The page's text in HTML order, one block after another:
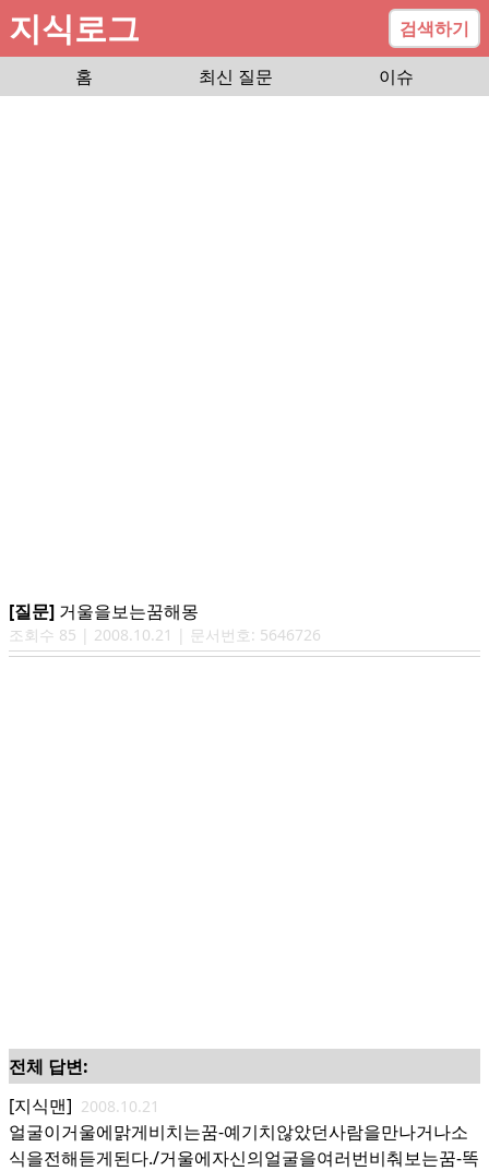
지식로그
검색하기
홈
최신 질문 이슈
[질문] 거울을보는꿈해몽
조회수 85 | 2008.10.21 | 문서번호: 5646726
전체 답변:
[지식맨] 2008.10.21
얼굴이거울에맑게비치는꿈-예기치않았던사람을만나거나소
식을전해듣게된다./거울에자신의얼굴을여러번비춰보는꿈-똑